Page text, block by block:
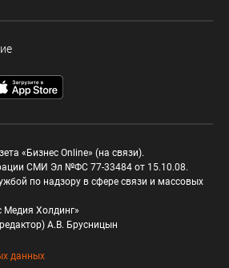
«Бизнес Online» (на связи).
СМИ Эл №ФС 77-33484 от 15.10.08.
по надзору в сфере связи и массовых
Медия Холдинг»
А.В. Брусницын
данных